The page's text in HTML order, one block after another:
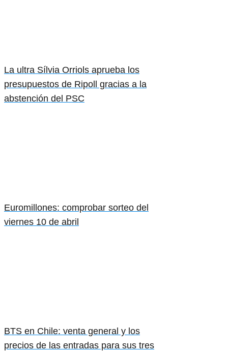
La ultra Sílvia Orriols aprueba los
presupuestos de Ripoll gracias a la
abstención del PSC
Euromillones: comprobar sorteo del
viernes 10 de abril
BTS en Chile: venta general y los
precios de las entradas para sus tres